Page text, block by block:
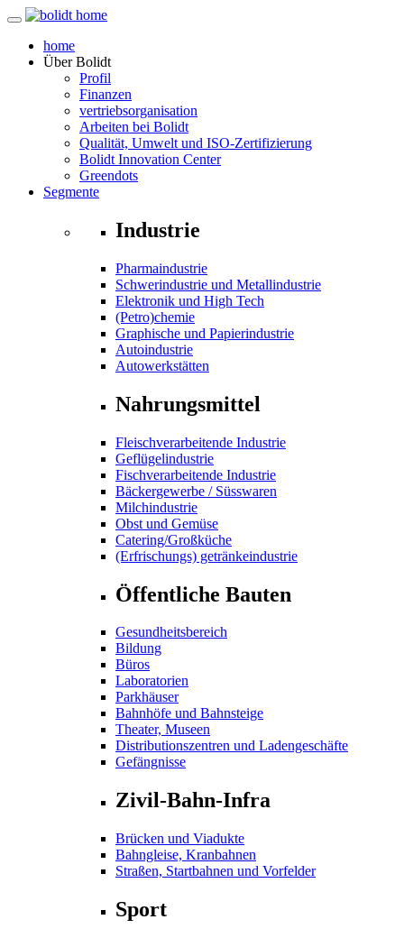
home
ÜberBolidt
Profil
Finanzen
vertriebsorganisation
Arbeiten bei Bolidt
Qualität, Umwelt und ISO-Zertifizierung
Bolidt Innovation Center
Greendots
Segmente
Industrie
Pharmaindustrie
Schwerindustrie und Metallindustrie
Elektronik und High Tech
(Petro)chemie
Graphische und Papierindustrie
Autoindustrie
Autowerkstätten
Nahrungsmittel
Fleischverarbeitende Industrie
Geflügelindustrie
Fischverarbeitende Industrie
Bäckergewerbe / Süsswaren
Milchindustrie
Obst und Gemüse
Catering/Großküche
(Erfrischungs) getränkeindustrie
Öffentliche Bauten
Gesundheitsbereich
Bildung
Büros
Laboratorien
Parkhäuser
Bahnhöfe und Bahnsteige
Theater, Museen
Distributionszentren und Ladengeschäfte
Gefängnisse
Zivil-Bahn-Infra
Brücken und Viadukte
Bahngleise, Kranbahnen
Straßen, Startbahnen und Vorfelder
Sport